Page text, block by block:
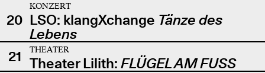
20
KONZERT
LSO: klangXchange Tänze des
Lebens
21
THEATER
Theater Lilith: FLÜGEL AM FUSS